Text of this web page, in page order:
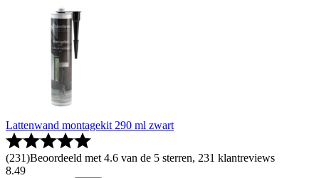
Lattenwand montagekit 290 ml zwart
(231)Beoordeeld met 4.6 van de 5 sterren, 231 klantreviews
8.49